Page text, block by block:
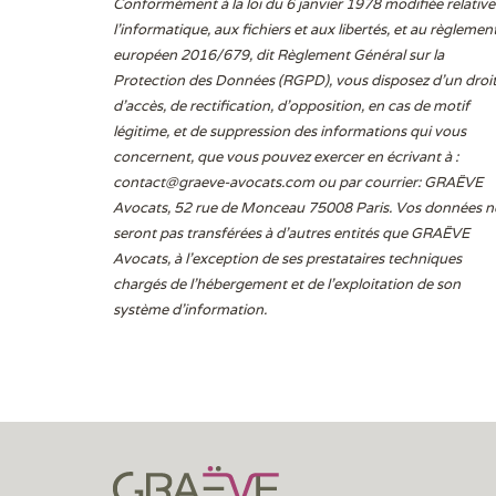
Conformément à la loi du 6 janvier 1978 modifiée
l'informatique, aux fichiers et aux libertés, et au
européen 2016/679, dit Règlement Général sur la
Protection des Données (RGPD), vous disposez d’un droit
d’accès, de rectification, d’opposition, en cas de motif
légitime, et de suppression des informations qui vous
concernent, que vous pouvez exercer en écrivant à :
contact@graeve-avocats.com ou par courrier: GRAËVE
Avocats, 52 rue de Monceau 75008 Paris. Vos données
seront pas transférées à d’autres entités que GRAËVE
Avocats, à l’exception de ses prestataires techniques
chargés de l’hébergement et de l’exploitation de son
système d’information.